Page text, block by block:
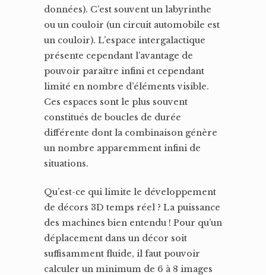
données). C’est souvent un labyrinthe
ou un couloir (un circuit automobile est
un couloir). L’espace intergalactique
présente cependant l’avantage de
pouvoir paraître infini et cependant
limité en nombre d’éléments visible.
Ces espaces sont le plus souvent
constitués de boucles de durée
différente dont la combinaison génère
un nombre apparemment infini de
situations.
Qu’est-ce qui limite le développement
de décors 3D temps réel ? La puissance
des machines bien entendu ! Pour qu’un
déplacement dans un décor soit
suffisamment fluide, il faut pouvoir
calculer un minimum de 6 à 8 images